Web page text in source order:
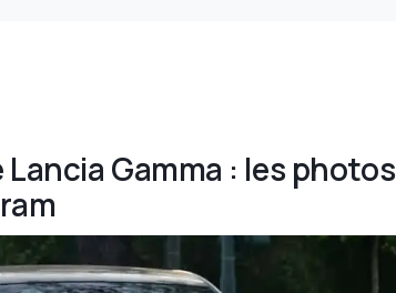
Gamma : les photos